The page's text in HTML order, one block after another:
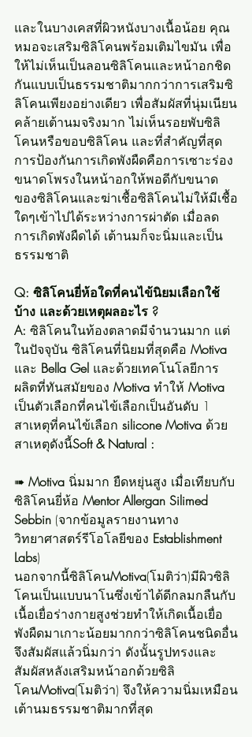
และในบางเคสที่ผิวหนังบางเนื้อน้อย คุณ
หมอจะเสริมซิลิโคนพร้อมเติมไขมัน เพื่อ
ให้ไม่เห็นเป็นลอนซิลิโคนและหน้าอกชิด
กันแบบเป็นธรรมชาติมากกว่าการเสริมซิ
ลิโคนเพียงอย่างเดียว เพื่อสัมผัสที่นุ่มเนียน
คล้ายเต้านมจริงมาก ไม่เห็นรอยพับซิลิ
โคนหรือขอบซิลิโคน และที่สำคัญที่สุด
การป้องกันการเกิดพังผืดคือการเซาะร่อง
ขนาดโพรงในหน้าอกให้พอดีกับขนาด
ของซิลิโคนและฆ่าเชื้อซิลิโคนไม่ให้มีเชื้อ
ใดๆเข้าไปได้ระหว่างการผ่าตัด เมื่อลด
การเกิดพังผืดได้ เต้านมก็จะนิ่มและเป็น
ธรรมชาติ
Q: ซิลิโคนยี่ห้อใดที่คนไข้นิยมเลือกใช้
บ้าง และด้วยเหตุผลอะไร ?
A: ซิลิโคนในท้องตลาดมีจำนวนมาก แต่
ในปัจจุบัน ซิลิโคนที่นิยมที่สุดคือ Motiva
และ Bella Gel และด้วยเทคโนโลยีการ
ผลิตที่ทันสมัยของ Motiva ทำให้ Motiva
เป็นตัวเลือกที่คนไข้เลือกเป็นอันดับ 1
สาเหตุที่คนไข้เลือก silicone Motiva ด้วย
สาเหตุดังนี้Soft & Natural :
➠ Motiva นิ่มมาก ยืดหยุ่นสูง เมื่อเทียบกับ
ซิลิโคนยี่ห้อ Mentor Allergan Silimed
Sebbin (จากข้อมูลรายงานทาง
วิทยาศาสตร์รีโอโลยีของ Establishment
Labs)
นอกจากนี้ซิลิโคนMotiva(โมติว่า)มีผิวซิลิ
โคนเป็นแบบนาโนซึ่งเข้าได้ดีกลมกลืนกับ
เนื้อเยื่อร่างกายสูงช่วยทำให้เกิดเนื้อเยื่อ
พังผืดมาเกาะน้อยมากกว่าซิลิโคนชนิดอื่น
จึงสัมผัสแล้วนิ่มกว่า ดังนั้นรูปทรงและ
สัมผัสหลังเสริมหน้าอกด้วยซิลิ
โคนMotiva(โมติว่า) จึงให้ความนิ่มเหมือน
เต้านมธรรมชาติมากที่สุด